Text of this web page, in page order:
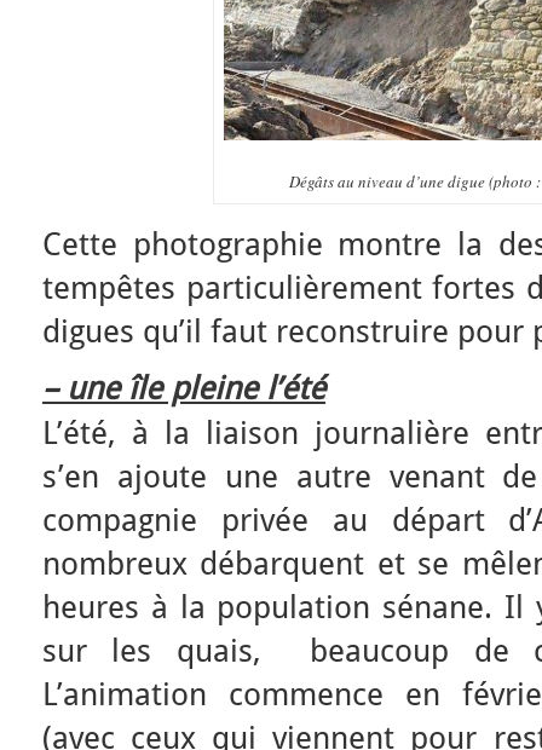
Dégâts au niveau d’une digue (photo
Cette photographie montre la
tempêtes particulièrement fortes
digues qu’il faut reconstruire pour
– une île pleine l’été
L’été, à la liaison journalière
s’en ajoute une autre venant
compagnie privée au départ
nombreux débarquent et se
heures à la population sénane. Il
sur les quais, beaucoup de
L’animation commence en
(avec ceux qui viennent pour